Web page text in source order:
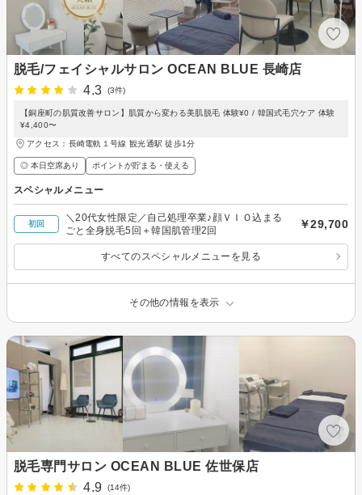
脱毛/フェイシャルサロン OCEAN BLUE 長崎店
4.3
(3件)
【銅座町の肌質改善サロン】肌質から変わる美肌脱毛 体験¥0 / 韓国式毛穴ケア 体験
¥4,400〜
アクセス：長崎電軌１号線 観光通駅 徒歩1分
◎ 本日空席あり ポイントが貯まる・使える
スペシャルメニュー
初回
＼20代女性限定／自己処理卒業♪顔ＶＩＯ込まる
ごと全身脱毛5回＋韓国肌管理2回
￥29,700
すべてのスペシャルメニューを見る
その他の情報を表示
脱毛専門サロン OCEAN BLUE 佐世保店
4.9
(14件)